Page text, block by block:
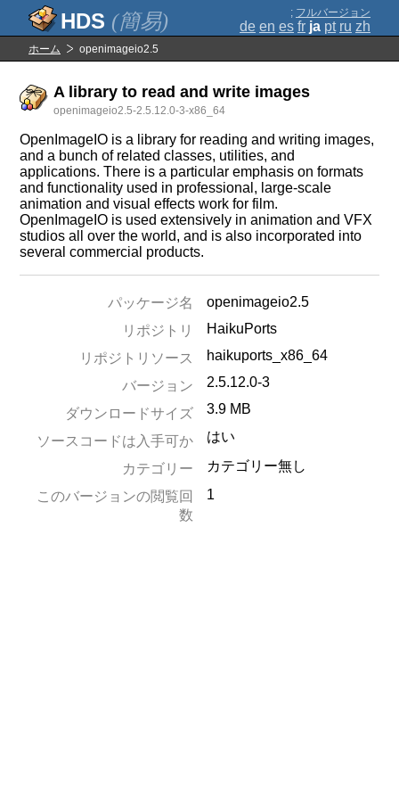
(簡易) ; フルバージョン
de en es fr ja pt ru zh
ホーム openimageio2.5
A library to read and write images
openimageio2.5-2.5.12.0-3-x86_64
OpenImageIO is a library for reading and writing images,
and a bunch of related classes, utilities, and
applications. There is a particular emphasis on formats
and functionality used in professional, large-scale
animation and visual effects work for film.
OpenImageIO is used extensively in animation and VFX
studios all over the world, and is also incorporated into
several commercial products.
パッケージ名
openimageio2.5
リポジトリ
HaikuPorts
リポジトリソース
haikuports_x86_64
バージョン
2.5.12.0-3
ダウンロードサイズ 3.9 MB
ソースコードは入手可か はい
カテゴリー
カテゴリー無し
このバージョンの閲覧回
数
1